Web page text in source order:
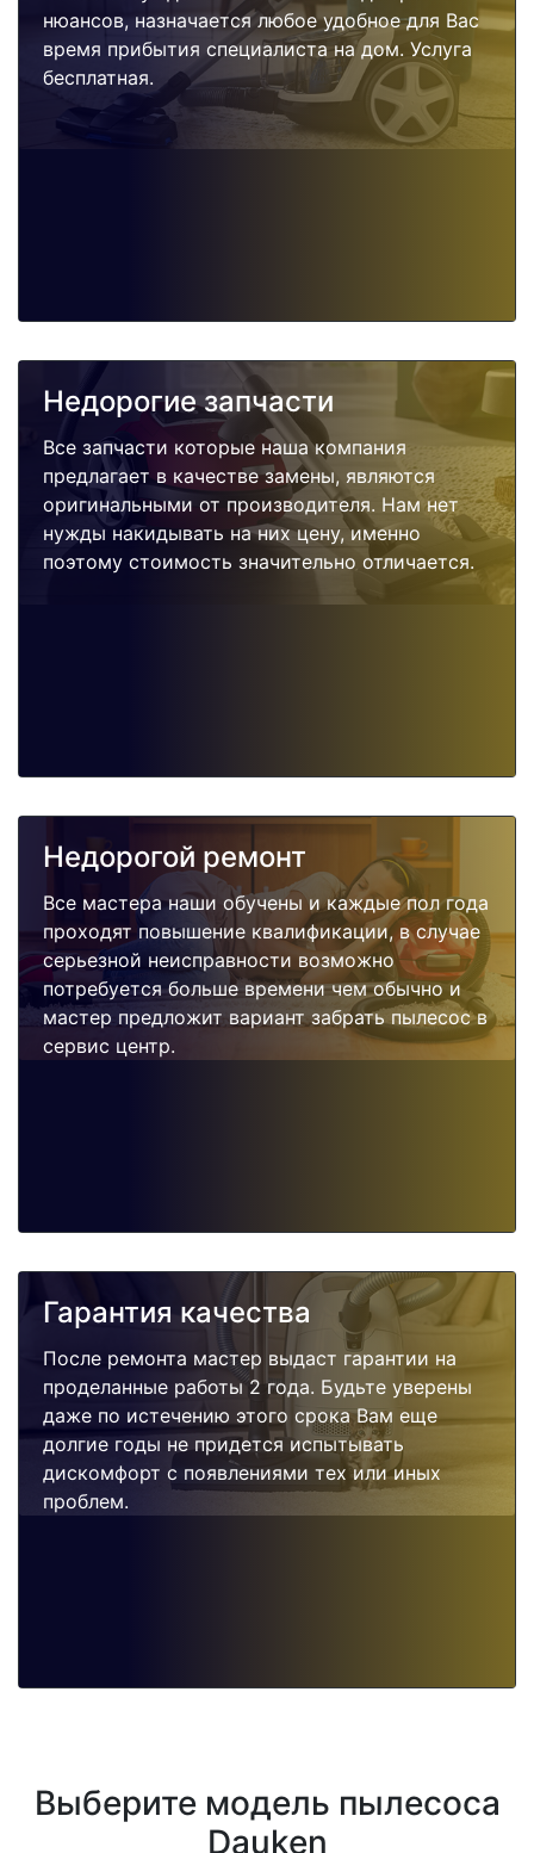
нюансов, назначается любое удобное для Вас
время прибытия специалиста на дом. Услуга
бесплатная.
Недорогие запчасти
Все запчасти которые наша компания
предлагает в качестве замены, являются
оригинальными от производителя. Нам нет
нужды накидывать на них цену, именно
поэтому стоимость значительно отличается.
Недорогой ремонт
Все мастера наши обучены и каждые пол года
проходят повышение квалификации, в случае
серьезной неисправности возможно
потребуется больше времени чем обычно и
мастер предложит вариант забрать пылесос в
сервис центр.
Гарантия качества
После ремонта мастер выдаст гарантии на
проделанные работы 2 года. Будьте уверены
даже по истечению этого срока Вам еще
долгие годы не придется испытывать
дискомфорт с появлениями тех или иных
проблем.
Выберите модель пылесоса
Dauken